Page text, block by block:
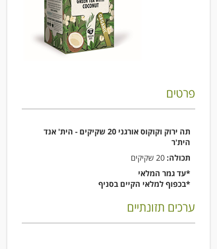
פרטים
תה ירוק וקוקוס אורגני 20 שקיקים - הית' אנד
הית'ר
תכולה: 20 שקיקים
*עד גמר המלאי
*בכפוף למלאי הקיים בסניף
ערכים תזונתיים